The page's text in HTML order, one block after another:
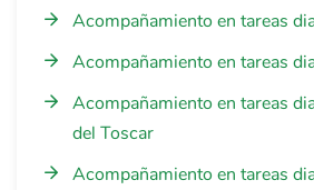
Acompañamiento en tareas
Acompañamiento en tareas
Acompañamiento en tareas
del Toscar
Acompañamiento en tareas